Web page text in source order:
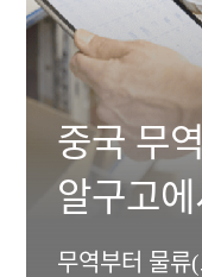
중국 무
알구고
무역부터 물류